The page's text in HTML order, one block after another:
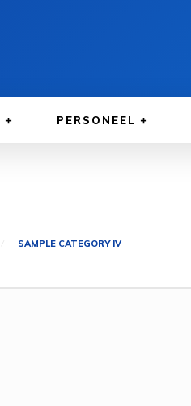
PERSONEEL
SAMPLE CATEGORY IV